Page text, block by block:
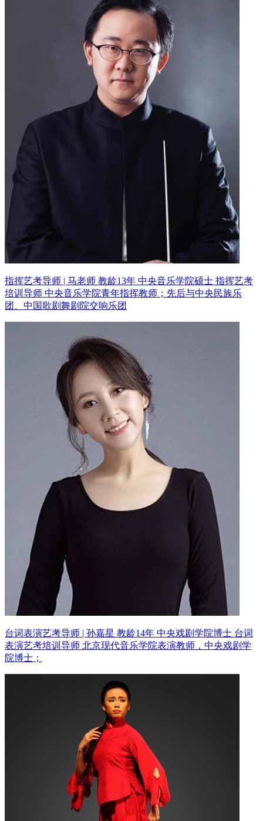
指挥艺考导师 | 马老师 教龄13年 中央音乐学院硕士 指挥艺考
培训导师 中央音乐学院青年指挥教师；先后与中央民族乐
团、中国歌剧舞剧院交响乐团
台词表演艺考导师 | 孙嘉星 教龄14年 中央戏剧学院博士 台词
表演艺考培训导师 北京现代音乐学院表演教师，中央戏剧学
院博士；